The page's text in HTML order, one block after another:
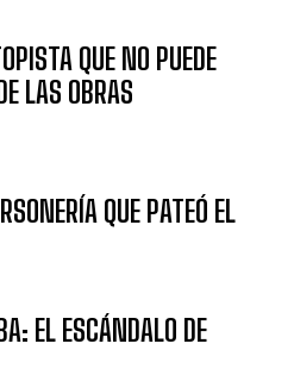
QUE NO PUEDE
LAS OBRAS
QUE PATEÓ EL
EL ESCÁNDALO DE